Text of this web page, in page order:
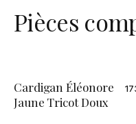
Pièces
ÉDITION LIMITÉE
Cardigan Éléonore
Jaune Tricot Doux